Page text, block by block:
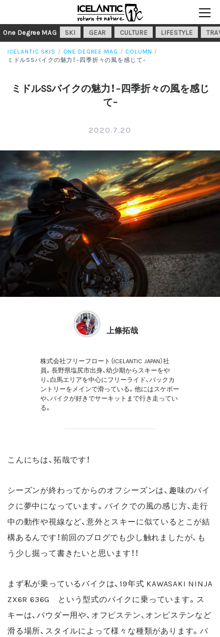
One Degree MAG SKI GEAR CULTURE LIFESTYLE
ICELANTIC SKIS ONE DEGREE MAG
COLUMN
ミドルSSバイクの魅力！−四季折々の風を感じて–
ミドルSSバイクの魅力！−四季折々の風を感じ
て–
2020.7.20
上條拓哉
株式会社フリーフロート（ICELANTIC JAPAN）社
員。長野県塩尻市出身、幼少期からスキーをや
り、白馬エリアを中心にフリーライド、バックカ
ントリーをメインで滑っている。他にはスケボー
や、バイクが好きでサーキットまで行き走ってい
る。
こんにちは、拓哉です！
シーズンが終わってからのオフシーズンは、趣味のバイ
クに夢中になっています。 バイクでの風の感じ方、走行
中の動作や視線など、意外とスキーに似ているとこが結
構あるんです！前回のブログでも少し触れましたが、も
う少し掘って書きたいと思います！！
まず私が乗っているバイクは、19年式 KAWASAKI NINJA
ZX6R 636G という型式のバイクに乗っています。ス
キーは、パウダー用や、オフピステン、オンピステンなど
滑る場所、スタイルによって様々な種類があります。バ